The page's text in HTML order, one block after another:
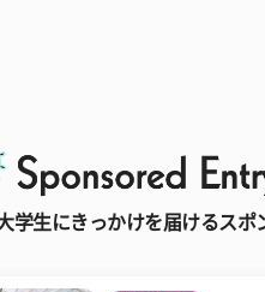
学生にきっかけを届けるスポ